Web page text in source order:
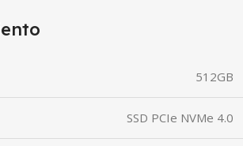
512GB
SSD PCIe NVMe 4.0